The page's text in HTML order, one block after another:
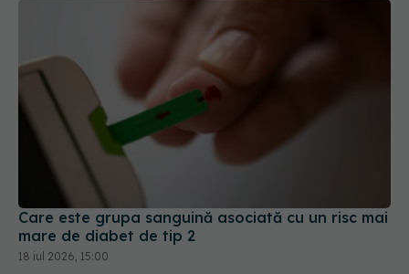
Care este grupa sanguină asociată cu un risc mai
mare de diabet de tip 2